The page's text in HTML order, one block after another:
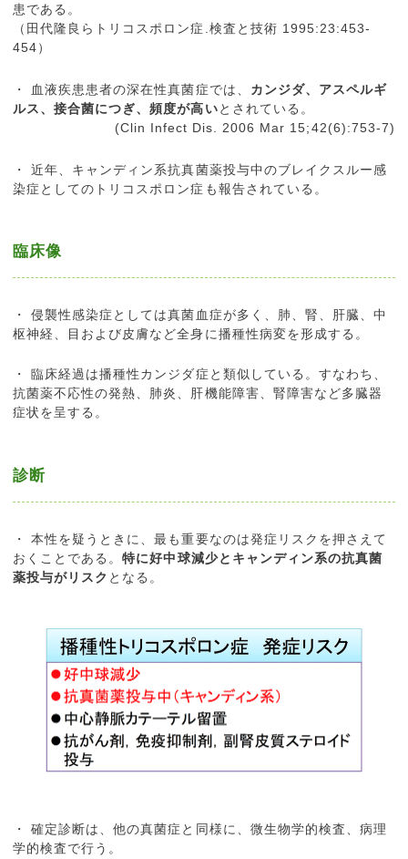
患である。
（田代隆良らトリコスポロン症.検査と技術 1995:23:453-
454）
・ 血液疾患患者の深在性真菌症では、 カンジダ、アスペルギ
ルス、接合菌につぎ、頻度が高いとされている。
(Clin Infect Dis. 2006 Mar 15;42(6):753-7)
・ 近年、キャンディン系抗真菌薬投与中のブレイクスルー感
染症としてのトリコスポロン症も報告されている。
臨床像
・ 侵襲性感染症としては真菌血症が多く、肺、腎、肝臓、中
枢神経、目および皮膚など全身に播種性病変を形成する。
・ 臨床経過は播種性カンジダ症と類似している。すなわち、
抗菌薬不応性の発熱、肺炎、肝機能障害、腎障害など多臓器
症状を呈する。
診断
・ 本性を疑うときに、最も重要なのは発症リスクを押さえて
おくことである。特に好中球減少とキャンディン系の抗真菌
薬投与がリスク となる。
・ 確定診断は、他の真菌症と同様に、微生物学的検査、病理
学的検査で行う。